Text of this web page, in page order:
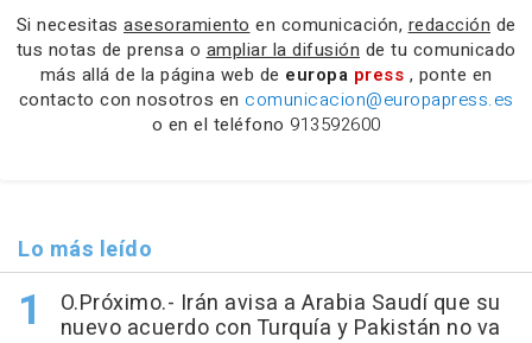
Si necesitas asesoramiento en comunicación, redacción de
tus notas de prensa o ampliar la difusión de tu comunicado
más allá de la página web de europa press , ponte en
contacto con nosotros en comunicacion@europapress.es
o en el teléfono 913592600
Lo más leído
O.Próximo.- Irán avisa a Arabia Saudí que su
nuevo acuerdo con Turquía y Pakistán no va